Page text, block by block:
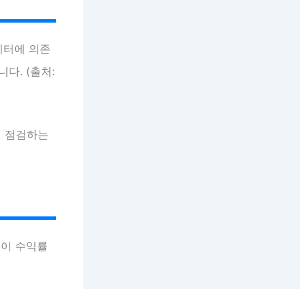
에 의존
다. (출처:
점검하는
수익률